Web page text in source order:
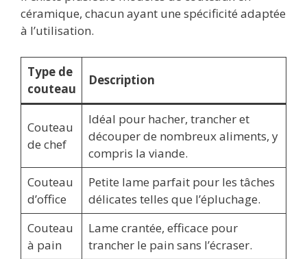
céramique, chacun ayant une spécificité adaptée
à l’utilisation.
Type de
couteau
Description
Couteau
de chef
Idéal pour hacher, trancher et
découper de nombreux aliments, y
compris la viande.
Couteau
d’office
Petite lame parfait pour les tâches
délicates telles que l’épluchage.
Couteau
à pain
Lame crantée, efficace pour
trancher le pain sans l’écraser.